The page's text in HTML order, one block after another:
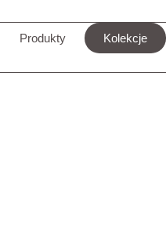
Produkty Kolekcje